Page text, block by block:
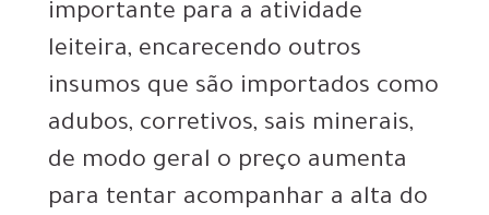
importante para a atividade
leiteira, encarecendo outros
insumos que são importados como
adubos, corretivos, sais minerais,
de modo geral o preço aumenta
para tentar acompanhar a alta do